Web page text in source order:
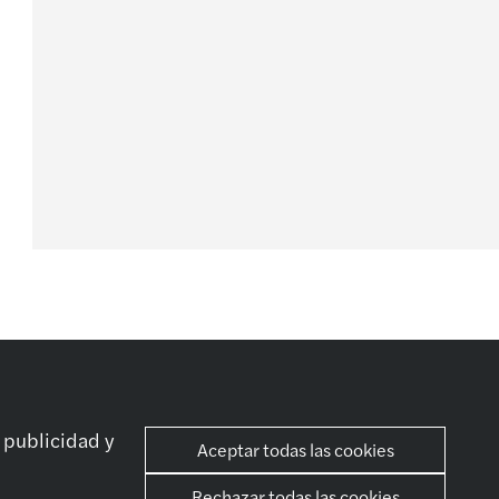
Advisory
publicidad y
Aceptar todas las cookies